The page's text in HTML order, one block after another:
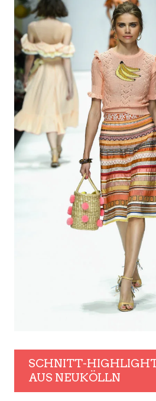
SCHNITT-HIGHLIGHT
AUS NEUKÖLLN